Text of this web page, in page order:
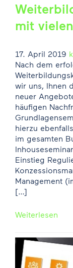
mit
17. April 2019
Nach dem
wir uns, Ihnen
neuer
häufigen
hierzu
im gesamten
Einstieg
Management
[…]
Weiterlesen